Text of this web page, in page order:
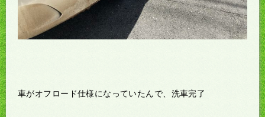
車がオフロード仕様になっていたんで、洗車完了